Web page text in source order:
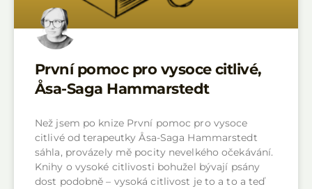
První pomoc pro vysoce citlivé,
Åsa-Saga Hammarstedt
Než jsem po knize První pomoc pro vysoce
citlivé od terapeutky Åsa-Saga Hammarstedt
sáhla, provázely mě pocity nevelkého očekávání.
Knihy o vysoké citlivosti bohužel bývají psány
dost podobně – vysoká citlivost je to a to a teď